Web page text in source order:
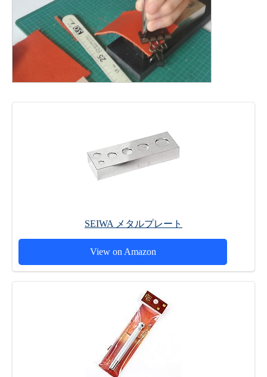
SEIWA メタルプレート
View on Amazon